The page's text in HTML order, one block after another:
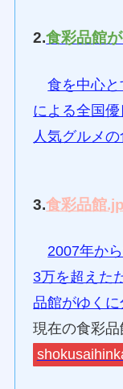
2.食彩品館が
食を中心
による全国
人気グルメ
3.食彩品館.jp
2007年か
3万を超えた
品館がゆくに
現在の食彩